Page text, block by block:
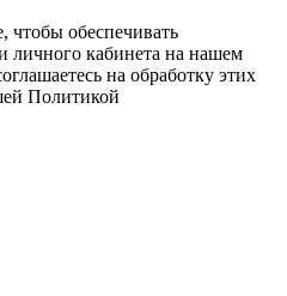
обеспечивать
личного кабинета на нашем
на обработку этих
Политикой